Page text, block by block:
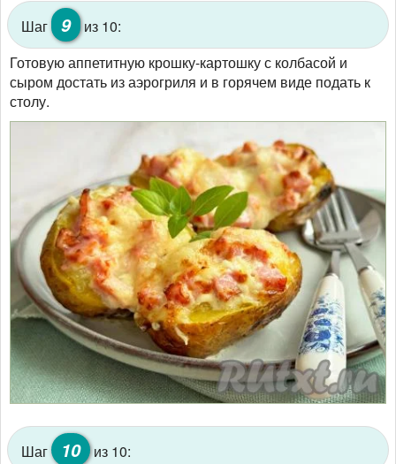
Шаг 9
из 10:
Готовую аппетитную крошку-картошку с колбасой и
сыром достать из аэрогриля и в горячем виде подать к
столу.
Шаг 10 из 10: